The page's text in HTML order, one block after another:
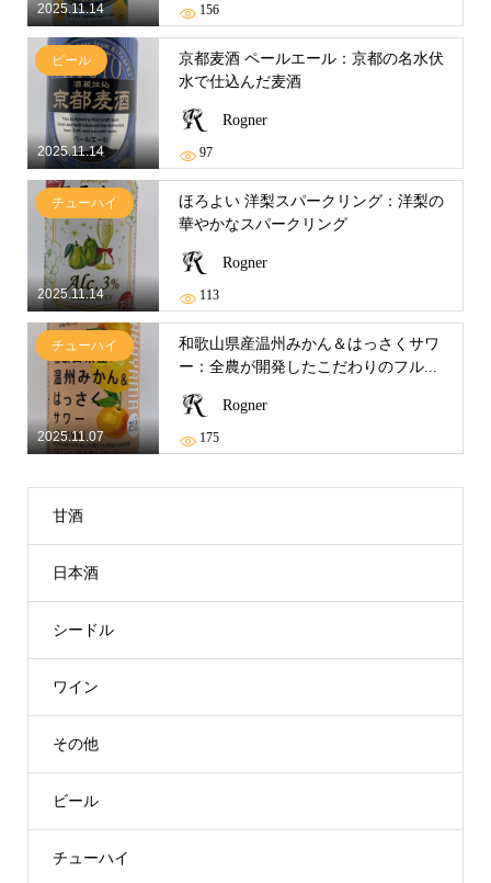
2025.11.14 156
2025.11.14
ビール
京都麦酒 ペールエール：京都の名水伏
水で仕込んだ麦酒
Rogner
97
2025.11.14
チューハイ
ほろよい 洋梨スパークリング：洋梨の
華やかなスパークリング
Rogner
113
2025.11.07
チューハイ
和歌山県産温州みかん＆はっさくサワ
ー：全農が開発したこだわりのフル...
Rogner
175
甘酒
日本酒
シードル
ワイン
その他
ビール
チューハイ